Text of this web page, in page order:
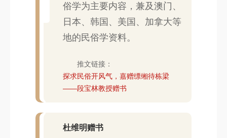
俗学为主要内容，兼及澳门、
日本、韩国、美国、加拿大等
地的民俗学资料。
推文链接：
探求民俗开风气，嘉赠缥缃待栋梁
——段宝林教授赠书
杜维明赠书